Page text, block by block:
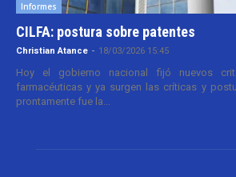
Informes
CILFA: postura sobre patentes
Christian Atance - 18/03/2026 15:45
Hoy el gobierno nacional fijó nuevos
farmacéuticas y ya surgen las críticas y
prontamente fue la...